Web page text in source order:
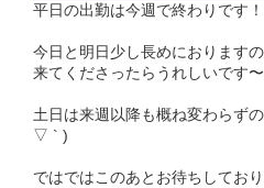
平日の出勤は今週で終わりです！
今日と明日少し長めにおります
来てくださったらうれしいです〜
土日は来週以降も概ね変わらず
▽ ` )
ではではこのあとお待ちしてお